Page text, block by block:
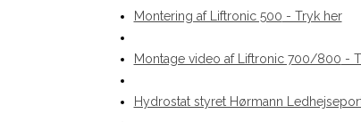
Montering af Liftronic 500 - Tryk her
Montage video af Liftronic 700/800 -
Hydrostat styret Hørmann